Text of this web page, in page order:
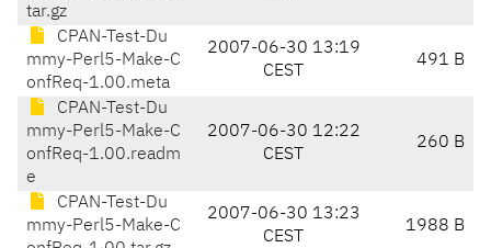
tar.gz
CPAN-Test-Du
mmy-Perl5-Make-C
onfReq-1.00.meta
2007-06-30 13:19
CEST
491 B
CPAN-Test-Du
mmy-Perl5-Make-C
onfReq-1.00.readm
e
2007-06-30 12:22
CEST
260 B
CPAN-Test-Du
mmy-Perl5-Make-C
2007-06-30 13:23
CEST
1988 B